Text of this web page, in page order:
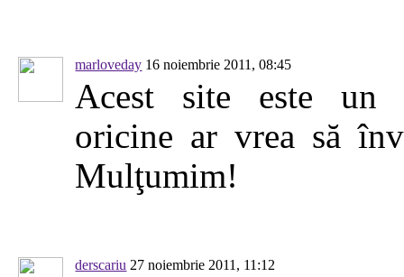
marloveday 16 noiembrie 2011, 08:45
Acest site este un
oricine ar vrea să
Mulţumim!
derscariu 27 noiembrie 2011, 11:12